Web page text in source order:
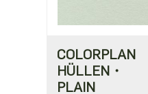
COLORPLAN
HÜLLEN・
PLAIN